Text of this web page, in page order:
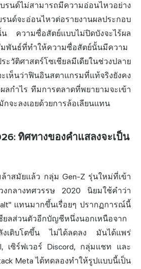
ไม่สามารถมีความอ่อนไหวอย่าง
นด์จะอ่อนไหวต่อรายงานผลประกอบ
น ความซื่อสัตย์แบบไม่ปิดบังจะไร้ผล
พันธ์ที่ทำให้ความซื่อสัตย์นั้นมีความ
าสตร์โซเชียลมีเดียในช่วงปลาย
เห็นว่าฟินอินสตาแกรมที่แท้จริงยังคง
ลกำไร ทีมการตลาดที่พยายามจะเข้า
จะลงเอยด้วยการล้อเลียนแทน
ทิศทางของคำแสลงจะเป็น
าสมัยแล้ว กลุ่ม Gen-Z รุ่นใหม่ที่เข้า
งกลางทศวรรษ 2020 นิยมใช้คำว่า
แทนมากขึ้นเรื่อยๆ ปรากฏการณ์นี้
ลส่วนตัวอีกบัญชีหนึ่งนอกเหนือจาก
เติบโตขึ้น ไม่ได้ลดลง มันได้แพร่
เซิร์ฟเวอร์ Discord, กลุ่มแชท และ
Meta ได้ทดลองทำให้รูปแบบนี้เป็น